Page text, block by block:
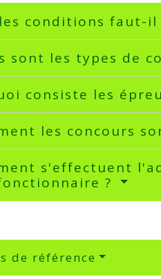
conditions faut-
sont les types de
consiste les
les concours
s'effectuent
?
de référence